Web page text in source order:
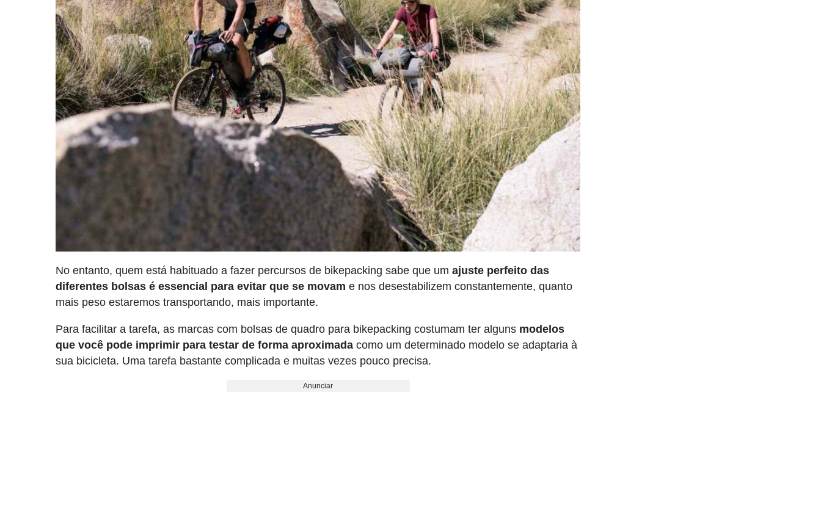
No entanto, quem está habituado a fazer percursos de bikepacking sabe que umajuste perfeito das
diferentes bolsas é essencial para evitar que se movam e nos desestabilizem constantemente, quanto
mais peso estaremos transportando, mais importante.
Para facilitar a tarefa, as marcas com bolsas de quadro para bikepacking costumam ter alguns modelos
que você pode imprimir para testar de forma aproximada como um determinado modelo se adaptaria à
sua bicicleta. Uma tarefa bastante complicada e muitas vezes pouco precisa.
Anunciar